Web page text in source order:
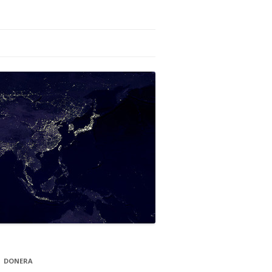
DONERA